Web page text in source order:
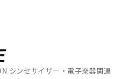
シンセサイザー・電子楽器関連